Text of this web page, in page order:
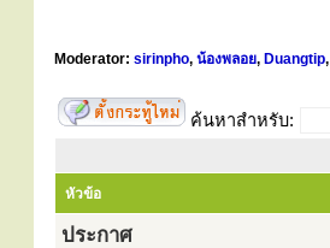
Moderator: sirinpho, น้องพลอย, Duangtip,
ค้นหาสำหรับ:
หัวข้อ
ประกาศ